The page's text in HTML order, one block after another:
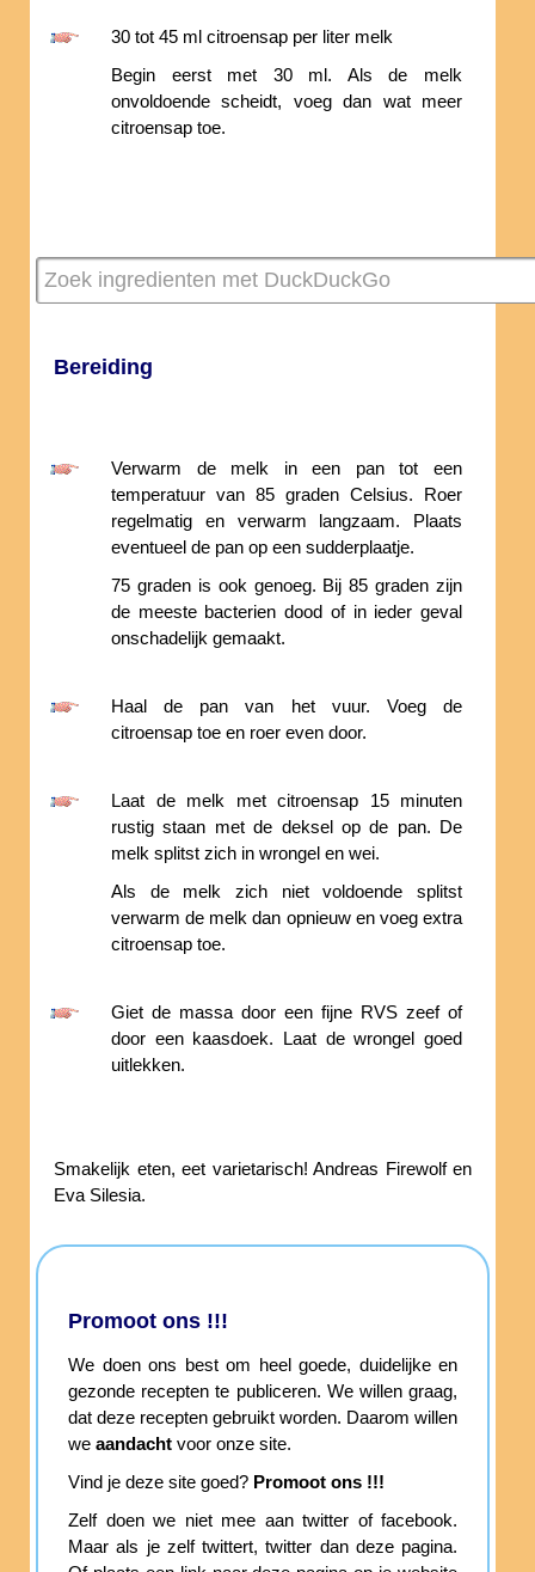
30 tot 45 ml citroensap per liter melk
Begin eerst met 30 ml. Als de melk
onvoldoende scheidt, voeg dan wat meer
citroensap toe.
Bereiding
Verwarm de melk in een pan tot een
temperatuur van 85 graden Celsius. Roer
regelmatig en verwarm langzaam. Plaats
eventueel de pan op een sudderplaatje.
75 graden is ook genoeg. Bij 85 graden zijn
de meeste bacterien dood of in ieder geval
onschadelijk gemaakt.
Haal de pan van het vuur. Voeg de
citroensap toe en roer even door.
Laat de melk met citroensap 15 minuten
rustig staan met de deksel op de pan. De
melk splitst zich in wrongel en wei.
Als de melk zich niet voldoende splitst
verwarm de melk dan opnieuw en voeg extra
citroensap toe.
Giet de massa door een fijne RVS zeef of
door een kaasdoek. Laat de wrongel goed
uitlekken.
Smakelijk eten, eet varietarisch! Andreas Firewolf en
Eva Silesia.
Promoot ons !!!
We doen ons best om heel goede, duidelijke en
gezonde recepten te publiceren. We willen graag,
dat deze recepten gebruikt worden. Daarom willen
we aandacht voor onze site.
Vind je deze site goed? Promoot ons !!!
Zelf doen we niet mee aan twitter of facebook.
Maar als je zelf twittert, twitter dan deze pagina.